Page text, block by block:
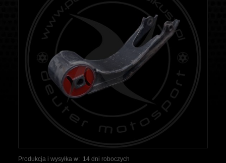
Produkcja i wysyłka w: 14 dni roboczych